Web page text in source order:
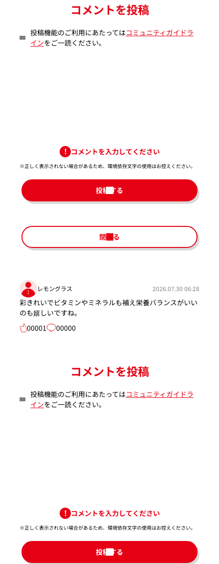
コメントを投稿
投稿機能のご利用にあたってはコミュニティガイドラ
インをご一読ください。
コメントを入力してください
※正しく表示されない場合があるため、環境依存文字の使用はお控えください。​
投稿する
閉じる
レモングラス 2026.07.30 06:28
彩きれいでビタミンやミネラルも補え栄養バランスがいい
のも嬉しいですね。
00001
00000
コメントを投稿
投稿機能のご利用にあたってはコミュニティガイドラ
インをご一読ください。
コメントを入力してください
※正しく表示されない場合があるため、環境依存文字の使用はお控えください。​
投稿する